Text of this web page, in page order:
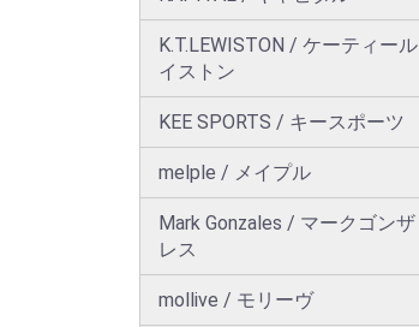
K.T.LEWISTON / ケーティール
イストン
KEE SPORTS / キースポーツ
melple / メイプル
Mark Gonzales / マークゴンザ
レス
mollive / モリーヴ